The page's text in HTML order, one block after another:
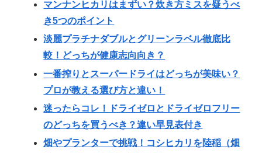
マンナンヒカリはまずい？炊き方ミスを疑うべ
き5つのポイント
淡麗プラチナダブルとグリーンラベル徹底比
較！どっちが健康志向向き？
一番搾りとスーパードライはどっちが美味い？
プロが教える選び方と違い！
迷ったらコレ！ドライゼロとドライゼロフリー
のどっちを買うべき？違い早見表付き
畑やプランターで挑戦！コシヒカリを陸稲（畑